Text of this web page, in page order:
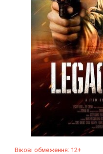
Вікові обмеження: 12+